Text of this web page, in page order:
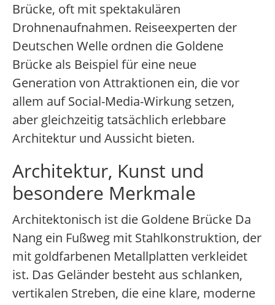
Brücke, oft mit spektakulären
Drohnenaufnahmen. Reiseexperten der
Deutschen Welle ordnen die Goldene
Brücke als Beispiel für eine neue
Generation von Attraktionen ein, die vor
allem auf Social-Media-Wirkung setzen,
aber gleichzeitig tatsächlich erlebbare
Architektur und Aussicht bieten.
Architektur, Kunst und
besondere Merkmale
Architektonisch ist die Goldene Brücke Da
Nang ein Fußweg mit Stahlkonstruktion, der
mit goldfarbenen Metallplatten verkleidet
ist. Das Geländer besteht aus schlanken,
vertikalen Streben, die eine klare, moderne